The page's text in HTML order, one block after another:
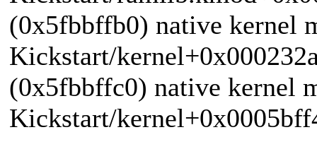
(0x5fbbffb0) native kernel
Kickstart/
(0x5fbbffc0) native kernel
Kickstart/